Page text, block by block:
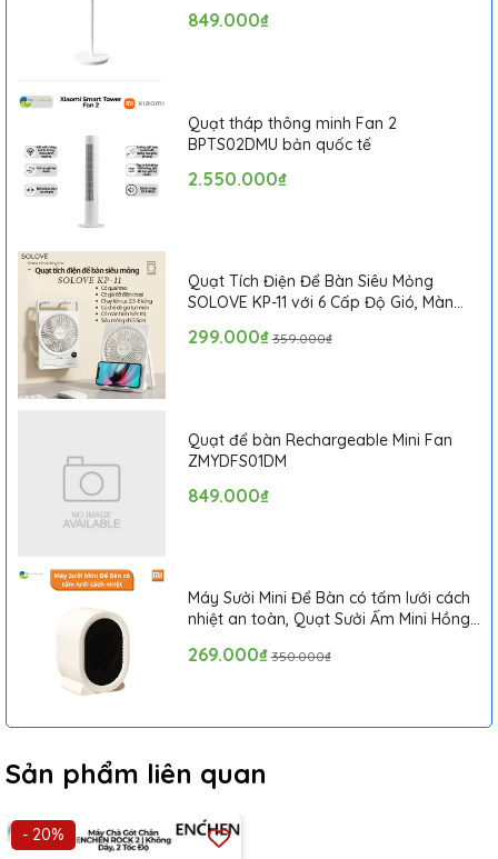
849.000₫
Quạt tháp thông minh Fan 2
BPTS02DMU bản quốc tế
2.550.000₫
Quạt Tích Điện Để Bàn Siêu Mỏng
SOLOVE KP-11 với 6 Cấp Độ Gió, Màn
299.000₫ 359.000₫
Quạt để bàn Rechargeable Mini Fan
ZMYDFS01DM
849.000₫
Máy Sưởi Mini Để Bàn có tấm lưới cách
nhiệt an toàn, Quạt Sưởi Ấm Mini Hồng
269.000₫ 350.000₫
Sản phẩm liên quan
- 20%